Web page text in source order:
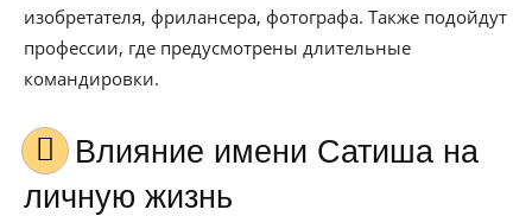
изобретателя, фрилансера, фотографа. Также подойдут
профессии, где предусмотрены длительные
командировки.
Влияние имени Сатиша на
личную жизнь